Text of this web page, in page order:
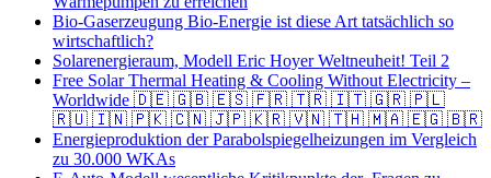
Bio-Gaserzeugung Bio-Energie ist diese Art tatsächlich so
wirtschaftlich?
Solarenergieraum, Modell Eric Hoyer Weltneuheit! Teil 2
Free Solar Thermal Heating & Cooling Without Electricity –
Worldwide 🇩🇪 🇬🇧 🇪🇸 🇫🇷 🇹🇷 🇮🇹 🇬🇷 🇵🇱
🇷🇺 🇮🇳 🇵🇰 🇨🇳 🇯🇵 🇰🇷 🇻🇳 🇹🇭 🇲🇦 🇪🇬 🇧🇷
Energieproduktion der Parabolspiegelheizungen im Vergleich
zu 30.000 WKAs